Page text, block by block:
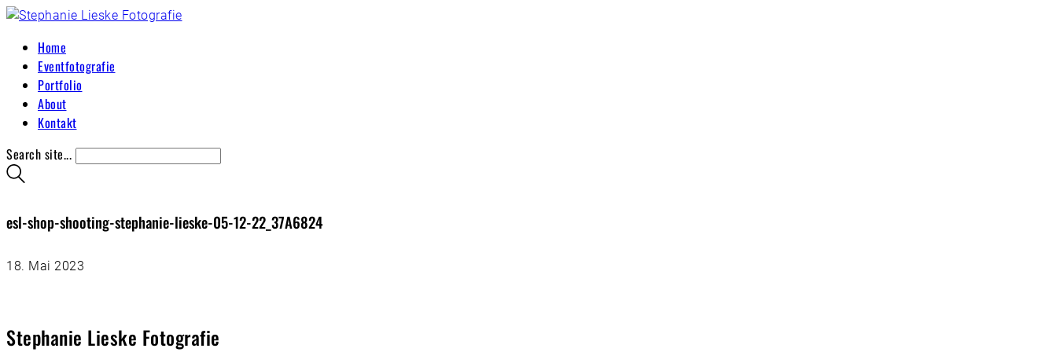
Home
Eventfotografie
Portfolio
About
Kontakt
Search site...
esl-shop-shooting-stephanie-lieske-05-12-22_37A6824
18. Mai 2023
Stephanie Lieske Fotografie